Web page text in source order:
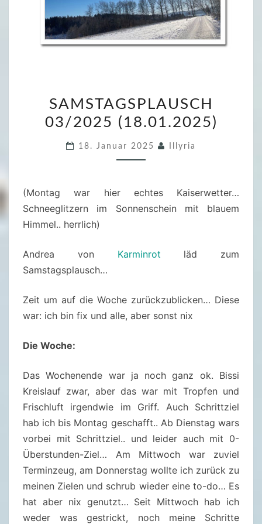
A
M
C
H
2
0
5
(
8
.
0
SAMSTAGSPLAUSCH
03/2025 (18.01.2025)
18. Januar 2025 Illyria
(Montag war hier echtes Kaiserwetter…
Schneeglitzern im Sonnenschein mit blauem
Himmel.. herrlich)
Andrea von Karminrot läd zum
Samstagsplausch…
Zeit um auf die Woche zurückzublicken… Diese
war: ich bin fix und alle, aber sonst nix
Die Woche:
Das Wochenende war ja noch ganz ok. Bissi
Kreislauf zwar, aber das war mit Tropfen und
Frischluft irgendwie im Griff. Auch Schrittziel
hab ich bis Montag geschafft.. Ab Dienstag wars
vorbei mit Schrittziel.. und leider auch mit 0-
Überstunden-Ziel… Am Mittwoch war zuviel
Terminzeug, am Donnerstag wollte ich zurück zu
meinen Zielen und schrub wieder eine to-do… Es
hat aber nix genutzt… Seit Mittwoch hab ich
weder was gestrickt, noch meine Schritte